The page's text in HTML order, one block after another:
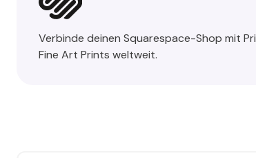
Verbinde deinen Squarespace-Shop mit
Fine Art Prints weltweit.